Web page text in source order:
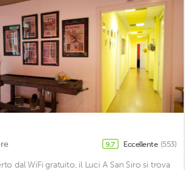
9,7 Eccellente (553)
dal WiFi gratuito, il Luci A San Siro si trova